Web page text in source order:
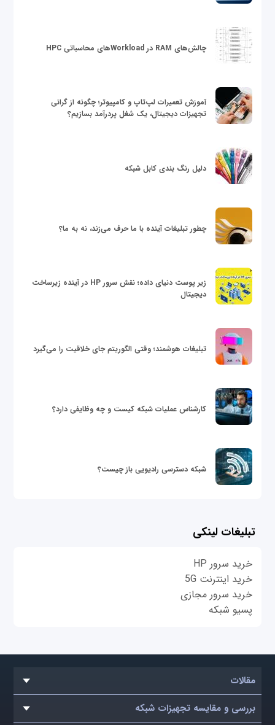
چالش‌های RAM در Workloadهای محاسباتی HPC
آموزش تعمیرات لپ‌تاپ و کامپیوتر؛ چگونه از گرانی
تجهیزات دیجیتال، یک شغل پردرآمد بسازیم؟
دلیل رنگ بندی کابل شبکه
چطور تبلیغات آینده با ما حرف می‌زند، نه به ما؟
زیر پوست دنیای داده؛ نقش سرور HP در آینده زیرساخت
دیجیتال
تبلیغات هوشمند؛ وقتی الگوریتم جای خلاقیت را می‌گیرد
کارشناس عملیات شبکه کیست و چه وظایفی دارد؟
شبکه دسترسی رادیویی باز چیست؟
تبلیغات لینکی
خرید سرور HP
خرید اینترنت 5G
خرید سرور مجازی
پسیو شبکه
مقالات
بررسی و مقایسه تجهیزات شبکه